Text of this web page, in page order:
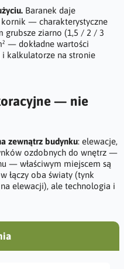
Baranek daje
— charakterystyczne
grubsze ziarno (1,5 / 2 / 3
— dokładne wartości
i kalkulatorze na stronie
— nie
zewnątrz budynku: elewacje,
ozdobnych do wnętrz —
— właściwym miejscem są
łączy oba światy (tynk
elewacji), ale technologia i